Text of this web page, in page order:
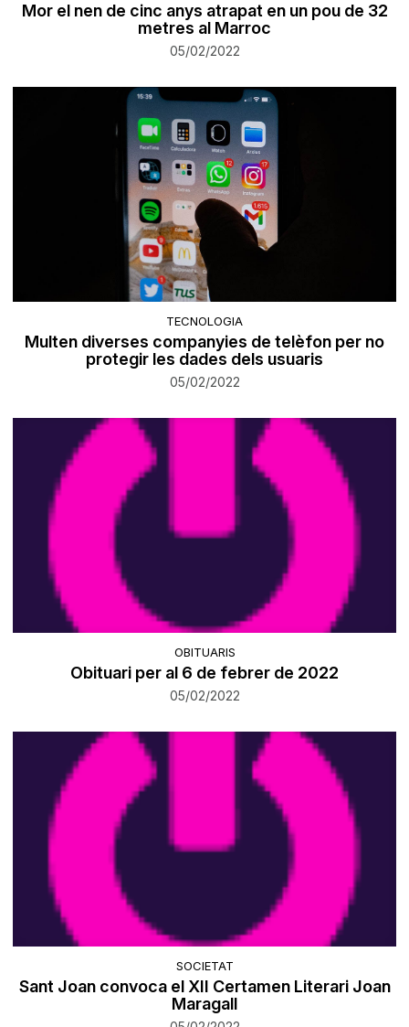
Mor el nen de cinc anys atrapat en un pou de 32
metres al Marroc
05/02/2022
TECNOLOGIA
Multen diverses companyies de telèfon per no
protegir les dades dels usuaris
05/02/2022
OBITUARIS
Obituari per al 6 de febrer de 2022
05/02/2022
SOCIETAT
​Sant Joan convoca el XII Certamen Literari Joan
Maragall